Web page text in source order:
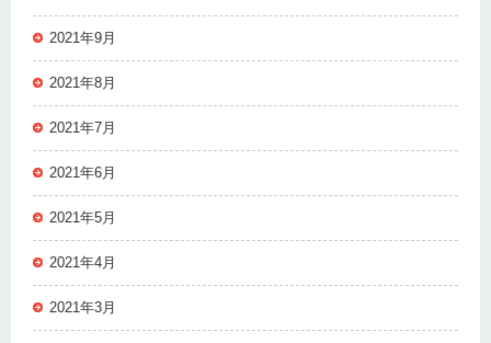
2021年9月
2021年8月
2021年7月
2021年6月
2021年5月
2021年4月
2021年3月